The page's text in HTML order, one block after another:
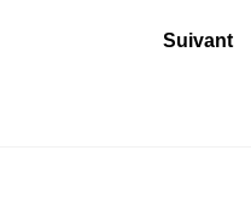
Suivant